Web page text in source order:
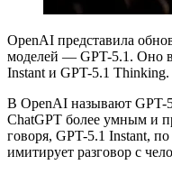
OpenAI представила
моделей — GPT-5.1. Оно
Instant и GPT-5.1
В OpenAI называют
ChatGPT более умным и
говоря, GPT-5.1 Instant,
имитирует разговор с